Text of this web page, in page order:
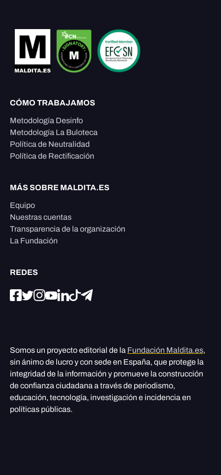
CÓMO TRABAJAMOS
Metodología Desinfo
Metodología La Buloteca
Política de Neutralidad
Política de Rectificación
MÁS SOBRE MALDITA.ES
Equipo
Nuestras cuentas
Transparencia de la organización
La Fundación
REDES
Somos un proyecto editorial de la Fundación Maldita.es,
sin ánimo de lucro y con sede en España, que protege la
integridad de la información y promueve la construcción
de confianza ciudadana a través de periodismo,
educación, tecnología, investigación e incidencia en
políticas públicas.